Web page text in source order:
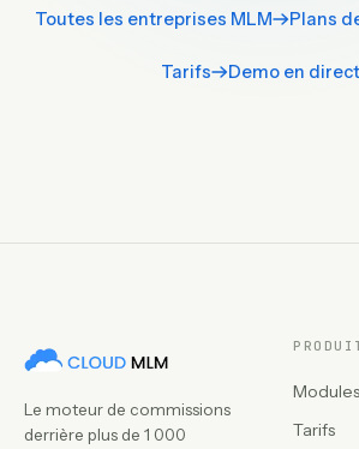
Toutes les entreprises MLM Plans
Tarifs Demo en direct
Le moteur de commissions
derrière plus de 1 000
Modules
Tarifs